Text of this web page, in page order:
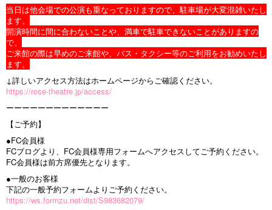
当日は他会場での公演も重なっておりますので、駐車場が大変混雑いたし
ます。
開演時間に間に合わないことや、満車で駐車できないことがありますの
で、
ご来館の際は早めのご来館や、バス・タクシー等のご利用をお勧めいたし
ます。
↓詳しいアクセス方法はホームページからご確認ください。
https://rose-theatre.jp/access/
ーーーーーーーーーーーーー
【ご予約】
●FC会員様
FCブログより、FC会員様専用フォームへアクセスしてご予約ください。
FC会員様は前方席優先となります。
●一般のお客様
下記の一般予約フォームよりご予約ください。
https://ws.formzu.net/dist/S983682079/